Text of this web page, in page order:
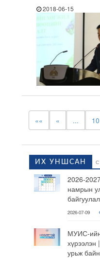
2018-06-15
«« « ... 10
ИХ УНШСАН
2026-
намрын
2026-07-09
МУИС-ийн
хүрээлэн
урьж